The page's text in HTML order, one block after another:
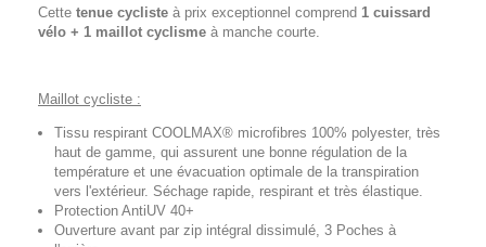
Cette tenue cycliste à prix exceptionnel comprend 1 cuissard
vélo + 1 maillot cyclisme à manche courte.
Maillot cycliste :
Tissu respirant COOLMAX® microfibres 100% polyester, très
haut de gamme, qui assurent une bonne régulation de la
température et une évacuation optimale de la transpiration
vers l'extérieur. Séchage rapide, respirant et très élastique.
Protection AntiUV 40+
Ouverture avant par zip intégral dissimulé, 3 Poches à